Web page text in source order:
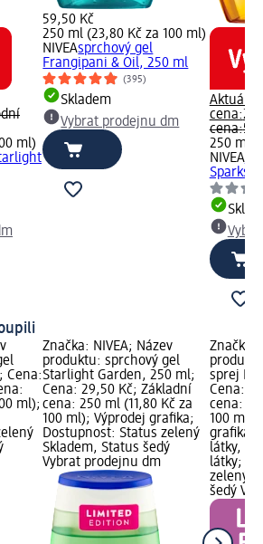
ml)
59,50 Kč
250 ml (23,80 Kč za 100 ml)
NIVEAsprchový gel
Frangipani & Oil, 250 ml
(395)
Skladem
Vybrat prodejnu dm
Aktuální
cena:
cena:
250 ml
NIVEA
Sparks,
Cena:
ml);
Značka: NIVEA; Název
produktu: sprchový gel
Starlight Garden, 250 ml;
Cena: 29,50 Kč; Základní
cena: 250 ml (11,80 Kč za
100 ml); Výprodej grafika;
Dostupnost: Status zelený
Skladem, Status šedý
Vybrat prodejnu dm
Značka:
sprej
Cena:
cena:
100 ml);
grafika;
látky,
látky;
zelený
šedý